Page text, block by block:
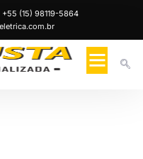
+55 (15) 98119-5864